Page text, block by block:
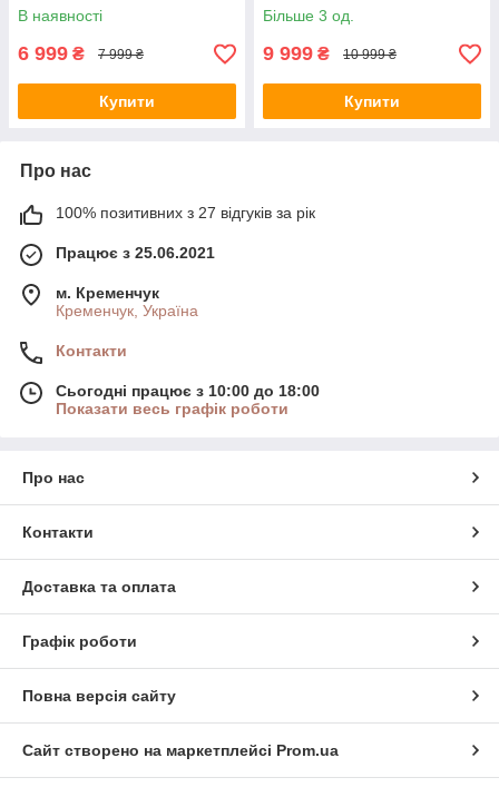
В наявності
6 999 ₴ 7 999 ₴
Купити
Більше 3 од.
9 999 ₴ 10 999 ₴
Купити
Про нас
100% позитивних з 27 відгуків за рік
Працює з 25.06.2021
м. Кременчук
Кременчук, Україна
Контакти
Сьогодні працює з 10:00 до 18:00
Показати весь графік роботи
Про нас
Контакти
Доставка та оплата
Графік роботи
Повна версія сайту
Сайт створено на маркетплейсі Prom.ua